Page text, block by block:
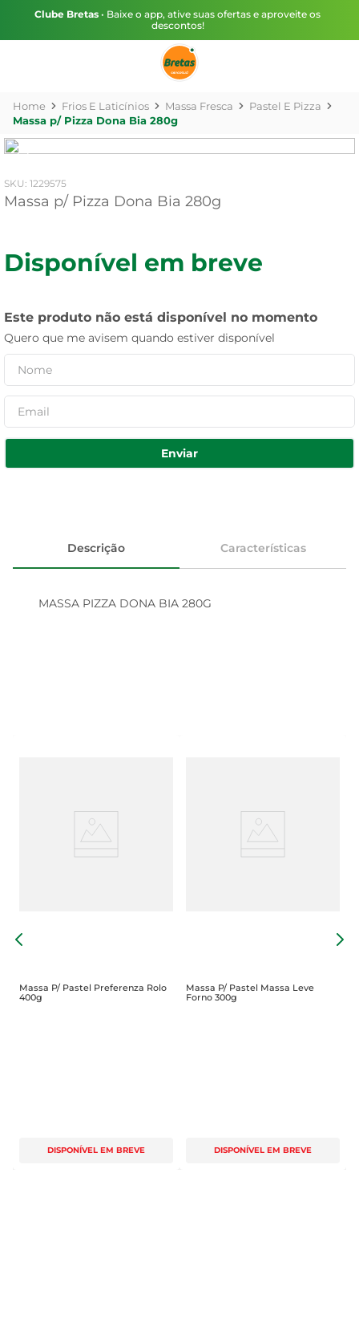
Clube Bretas • Baixe o app, ative suas ofertas e aproveite os
descontos!
Frios E Laticínios Massa Fresca
Pastel E Pizza
Massa p/ Pizza Dona Bia 280g
: 1229575
Massa p/ Pizza Dona Bia 280g
Disponível em breve
Este produto não está disponível no momento
Quero que me avisem quando estiver disponível
Enviar
Descrição Características
MASSA PIZZA DONA BIA 280G
Massa P/ Pastel Preferenza Rolo
400g
DISPONÍVEL EM BREVE
Massa P/ Pastel Massa Leve
Forno 300g
DISPONÍVEL EM BREVE